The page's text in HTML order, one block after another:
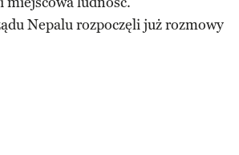
Nepalu rozpoczęli już rozmowy